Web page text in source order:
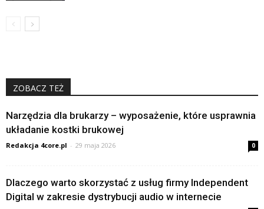
ZOBACZ TEŻ
Narzędzia dla brukarzy – wyposażenie, które usprawnia
układanie kostki brukowej
Redakcja 4core.pl - 29 maja 2026 0
Dlaczego warto skorzystać z usług firmy Independent
Digital w zakresie dystrybucji audio w internecie